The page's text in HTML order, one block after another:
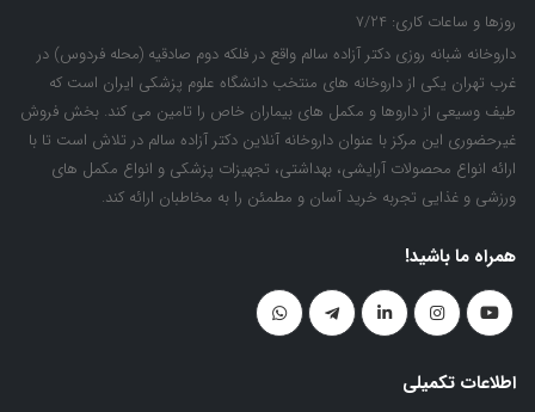
روزها و ساعات کاری: 7/24
داروخانه شبانه روزی دکتر آزاده سالم واقع در فلکه دوم صادقیه (محله فردوس) در
غرب تهران یکی از داروخانه های منتخب دانشگاه علوم پزشکی ایران است که
طیف وسیعی از داروها و مکمل های بیماران خاص را تامین می کند. بخش فروش
غیرحضوری این مرکز با عنوان داروخانه آنلاین دکتر آزاده سالم در تلاش است تا با
ارائه انواع محصولات آرایشی، بهداشتی، تجهیزات پزشکی و انواع مکمل های
ورزشی و غذایی تجربه خرید آسان و مطمئن را به مخاطبان ارائه کند.
همراه ما باشید!
اطلاعات تکمیلی